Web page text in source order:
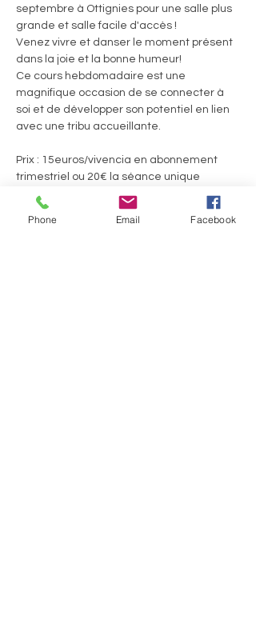
septembre à Ottignies pour une salle plus
grande et salle facile d'accès !
Venez vivre et danser le moment présent
dans la joie et la bonne humeur!
Ce cours hebdomadaire est une
magnifique occasion de se connecter à
soi et de développer son potentiel en lien
avec une tribu accueillante.
Prix : 15euros/vivencia en abonnement
trimestriel ou 20€ la séance unique
Welcome Pack 60euros pour 4 séances
consécutives
Phone Email Facebook